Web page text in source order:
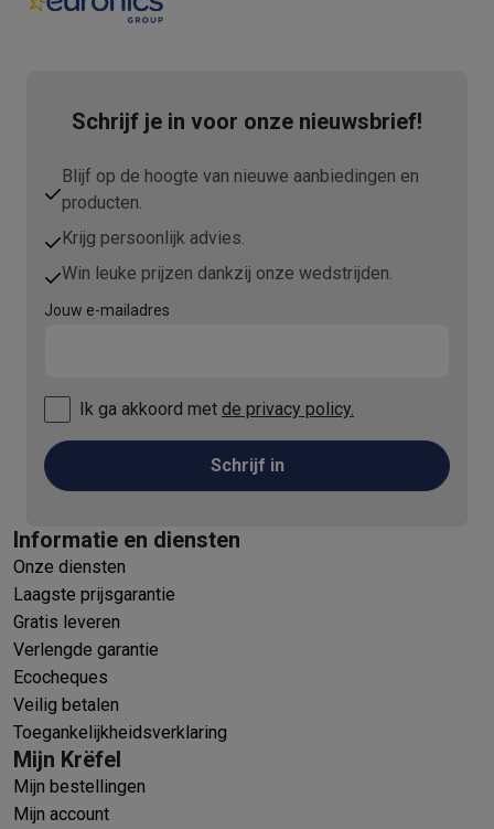
Schrijf je in voor onze nieuwsbrief!
Blijf op de hoogte van nieuwe aanbiedingen en
producten.
Krijg persoonlijk advies.
Win leuke prijzen dankzij onze wedstrijden.
Jouw e-mailadres
Ik ga akkoord met de privacy policy.
Schrijf in
Informatie en diensten
Onze diensten
Laagste prijsgarantie
Gratis leveren
Verlengde garantie
Ecocheques
Veilig betalen
Toegankelijkheidsverklaring
Mijn Krëfel
Mijn bestellingen
Mijn account